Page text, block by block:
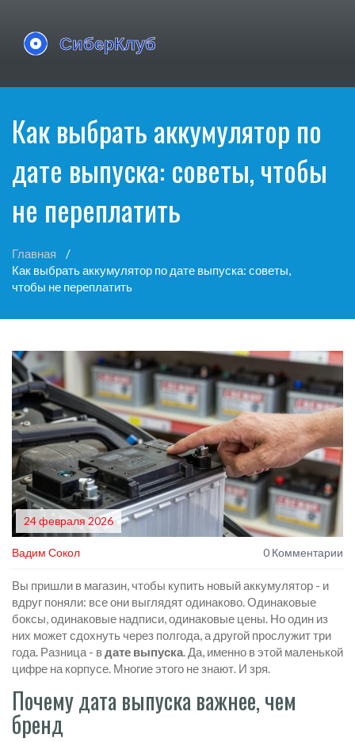
Как выбрать аккумулятор по
дате выпуска: советы, чтобы
не переплатить
Главная
Как выбрать аккумулятор по дате выпуска: советы,
чтобы не переплатить
24 февраля 2026
Вадим Сокол 0 Комментарии
Вы пришли в магазин, чтобы купить новый аккумулятор - и
вдруг поняли: все они выглядят одинаково. Одинаковые
боксы, одинаковые надписи, одинаковые цены. Но один из
них может сдохнуть через полгода, а другой прослужит три
года. Разница - вдате выпуска. Да, именно в этой маленькой
цифре на корпусе. Многие этого не знают. И зря.
Почему дата выпуска важнее, чем
бренд